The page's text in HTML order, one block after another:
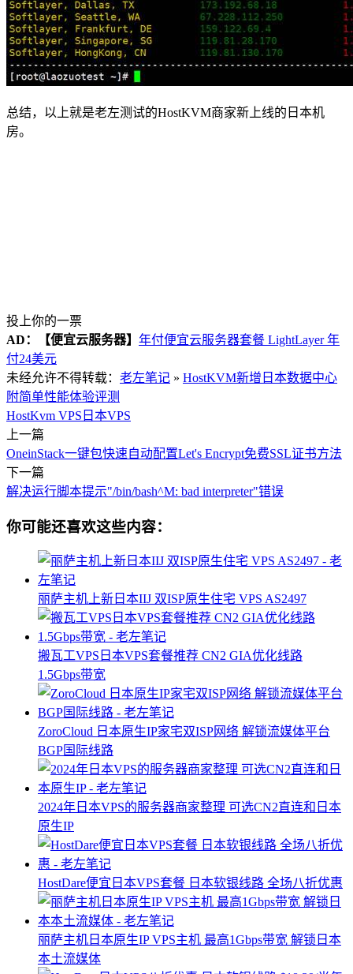
总结，以上就是老左测试的HostKVM商家新上线的日本机
房。
投上你的一票
AD：
【便宜云服务器】 年付便宜云服务器套餐 LightLayer 年
付24美元
未经允许不得转载： 老左笔记 » HostKVM新增日本数据中心
附简单性能体验评测
HostKvm VPS 日本VPS
上一篇
OneinStack一键包快速自动配置Let's Encrypt免费SSL证书方法
下一篇
解决运行脚本提示"/bin/bash^M: bad interpreter"错误
你可能还喜欢这些内容：
丽萨主机上新日本IIJ 双ISP原生住宅 VPS AS2497
搬瓦工VPS日本VPS套餐推荐 CN2 GIA优化线路
1.5Gbps带宽
ZoroCloud 日本原生IP家宅双ISP网络 解锁流媒体平台
BGP国际线路
2024年日本VPS的服务器商家整理 可选CN2直连和日本
原生IP
HostDare便宜日本VPS套餐 日本软银线路 全场八折优惠
丽萨主机日本原生IP VPS主机 最高1Gbps带宽 解锁日本
本土流媒体